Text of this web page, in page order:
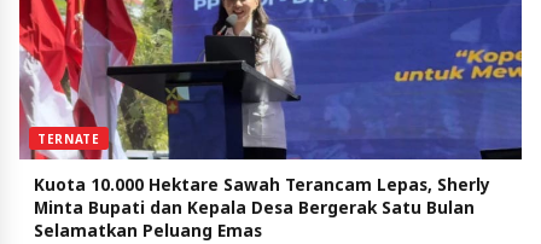
TERNATE
Kuota 10.000 Hektare Sawah Terancam Lepas, Sherly
Minta Bupati dan Kepala Desa Bergerak Satu Bulan
Selamatkan Peluang Emas